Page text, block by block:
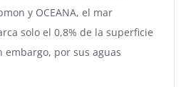
y OCEANA, el mar
solo el 0,8% de la superficie
embargo, por sus aguas